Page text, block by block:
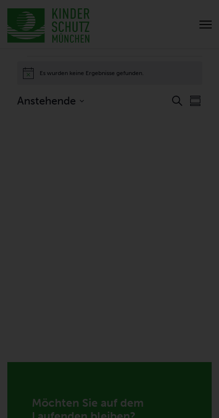
VERANSTALTUNGEN
HinweisEs wurden keine Ergebnisse gefunden.
Suche
Anstehende
Möchten Sie auf dem